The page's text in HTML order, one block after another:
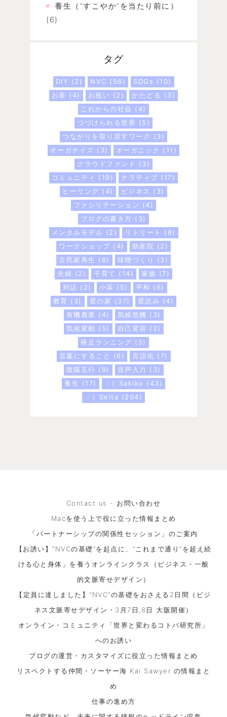
養生（“すこやか”を当たり前に）
(6)
タグ
DIY (2) NVC (56) SDGs (10)
お産 (4) お祝い (2) かたどる
(3)
これからの社会 (4)
つづけられる世界 (5)
つながりを取り戻すワーク
(3)
オーガナイズ (3) オーガニック
(11)
クラウドファンド
(3)
コミュニティ
(19) ナラティブ (17)
ヒーリング (4) ビジネス
(3)
ファシリテーション (4)
ブログの書き方 (3)
メンタルモデル (2) リトリート
(8)
ワークショップ (4) 助産院 (2)
古民家再生
(8) 味噌づくり
(3)
夫婦 (2) 子育て (14) 家族 (7)
対話 (2) 小浜 (5) 平和 (6)
教育 (3) 星の家 (37) 星読み (4)
有機農業 (4) 気候危機 (3)
気候変動 (5) 自己変容 (2)
裸足ランニング (5)
言葉にすること
(6) 言語化 (7)
陰陽五行 (9) 音声入力
(3)
養生
(17) ：）Sakiko (43)
：）Seita (204)
Contact us - お問い合わせ
Macを使う上で役に立った情報まとめ
「パートナーシップの関係性セッション」のご案内
【お誘い】“NVCの基礎”を起点に、“これまで通り”を超え続
ける心と身体」を養うオンラインクラス（ビジネス・一般
的文脈寄せデザイン）
【定員に達しました】“NVC”の基礎をおさえる2日間（ビジ
ネス文脈寄せデザイン・3月7日,8日 大阪開催）
オンライン・コミュニティ「世界と変わるコトバ研究所」
へのお誘い
ブログの運営・カスタマイズに役立った情報まとめ
リスペクトする仲間・ソーヤー海 Kai Sawyer の情報まと
め
仕事の進め方